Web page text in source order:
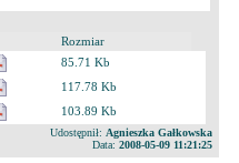
Rozmiar
85.71 Kb
117.78 Kb
103.89 Kb
Udostępnił: Agnieszka Gałkowska
Data: 2008-05-09 11:21:25